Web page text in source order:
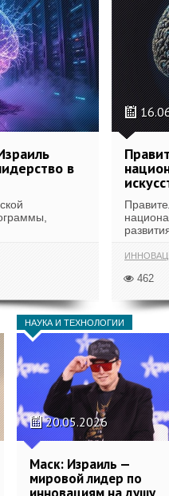
в
462
НАУКА И ТЕХНОЛОГИИ
20.05.2026
Маск: Израиль —
мировой лидер по
инновациям на душу